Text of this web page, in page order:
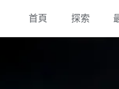
首頁 探索